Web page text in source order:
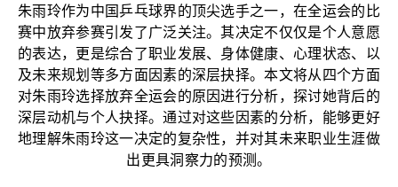
朱雨玲作为中国乒乓球界的顶尖选手之一，在全运会的比
赛中放弃参赛引发了广泛关注。其决定不仅仅是个人意愿
的表达，更是综合了职业发展、身体健康、心理状态、以
及未来规划等多方面因素的深层抉择。本文将从四个方面
对朱雨玲选择放弃全运会的原因进行分析，探讨她背后的
深层动机与个人抉择。通过对这些因素的分析，能够更好
地理解朱雨玲这一决定的复杂性，并对其未来职业生涯做
出更具洞察力的预测。